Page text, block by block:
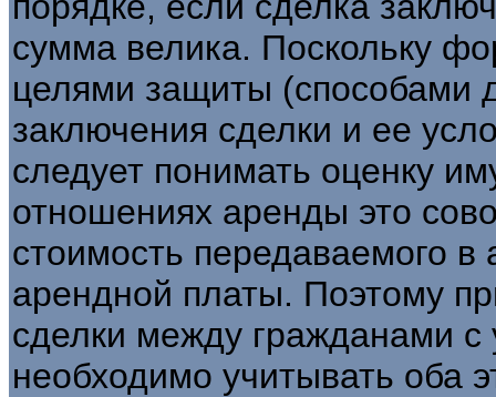
сумма велика. Поскольку
целями защиты (способами
заключения сделки и ее
следует понимать оценку
отношениях аренды это
стоимость передаваемого
арендной платы. Поэтому
сделки между гражданами
необходимо учитывать оба